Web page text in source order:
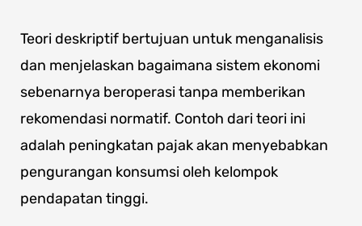
Teori deskriptif bertujuan untuk menganalisis
dan menjelaskan bagaimana sistem ekonomi
sebenarnya beroperasi tanpa memberikan
rekomendasi normatif. Contoh dari teori ini
adalah peningkatan pajak akan menyebabkan
pengurangan konsumsi oleh kelompok
pendapatan tinggi.